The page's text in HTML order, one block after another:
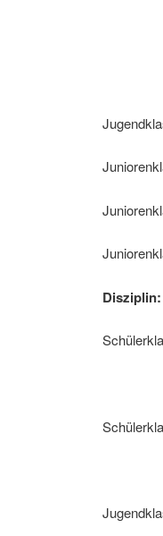
6.
8.
2.
2.